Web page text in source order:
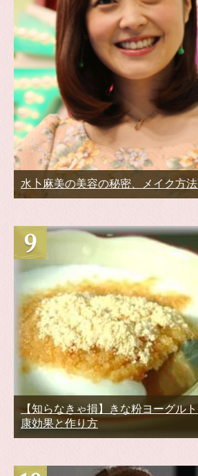
水卜麻美の美容の秘密、メイク方
【知らなきゃ損】きな粉ヨーグル
康効果と作り方